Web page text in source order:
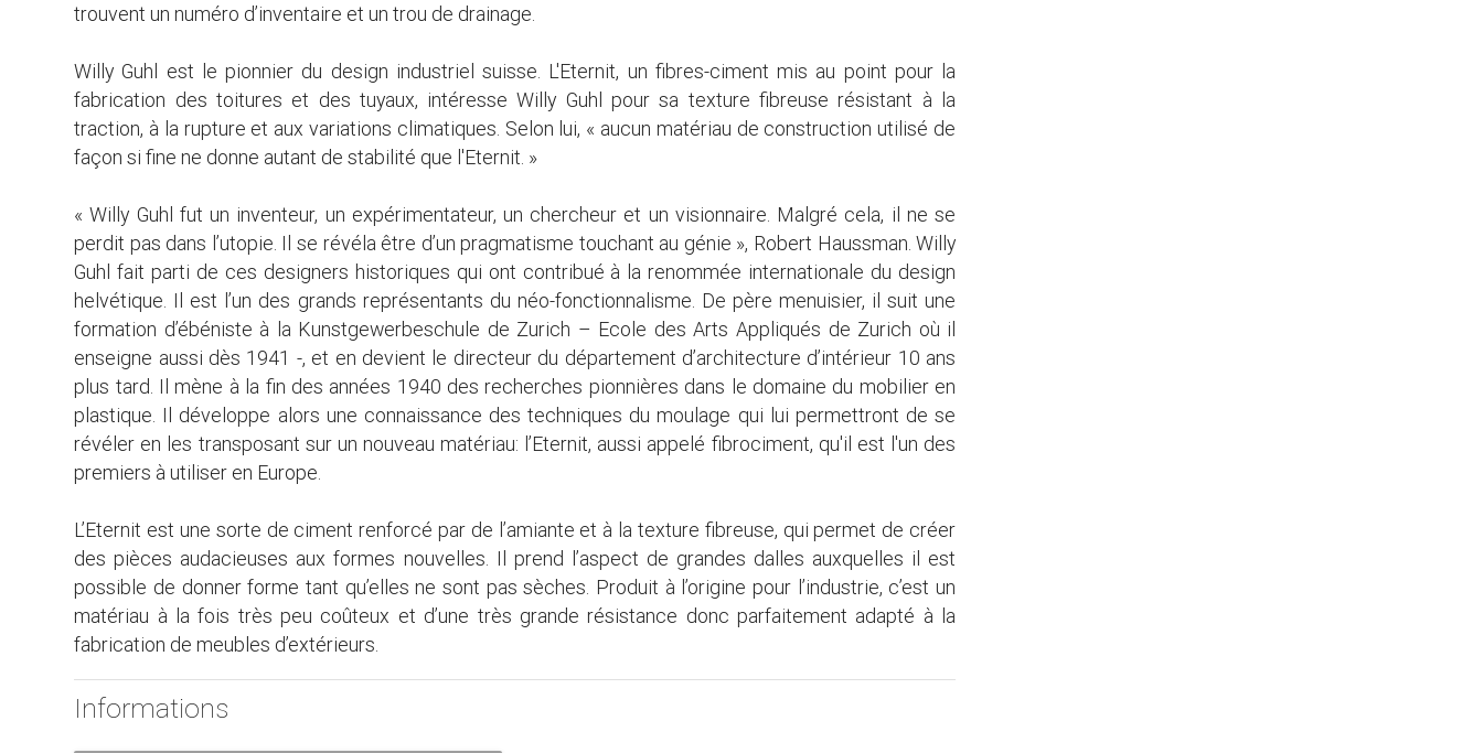
trouvent un numéro d’inventaire et un trou de drainage.
Willy Guhl est le pionnier du design industriel suisse. L'Eternit, un fibres-ciment mis au point pour la
fabrication des toitures et des tuyaux, intéresse Willy Guhl pour sa texture fibreuse résistant à la
traction, à la rupture et aux variations climatiques. Selon lui, « aucun matériau de construction utilisé de
façon si fine ne donne autant de stabilité que l'Eternit. »
« Willy Guhl fut un inventeur, un expérimentateur, un chercheur et un visionnaire. Malgré cela, il ne se
perdit pas dans l’utopie. Il se révéla être d’un pragmatisme touchant au génie », Robert Haussman. Willy
Guhl fait parti de ces designers historiques qui ont contribué à la renommée internationale du design
helvétique. Il est l’un des grands représentants du néo-fonctionnalisme. De père menuisier, il suit une
formation d’ébéniste à la Kunstgewerbeschule de Zurich – Ecole des Arts Appliqués de Zurich où il
enseigne aussi dès 1941 -, et en devient le directeur du département d’architecture d’intérieur 10 ans
plus tard. Il mène à la fin des années 1940 des recherches pionnières dans le domaine du mobilier en
plastique. Il développe alors une connaissance des techniques du moulage qui lui permettront de se
révéler en les transposant sur un nouveau matériau: l’Eternit, aussi appelé fibrociment, qu'il est l'un des
premiers à utiliser en Europe.
L’Eternit est une sorte de ciment renforcé par de l’amiante et à la texture fibreuse, qui permet de créer
des pièces audacieuses aux formes nouvelles. Il prend l’aspect de grandes dalles auxquelles il est
possible de donner forme tant qu’elles ne sont pas sèches. Produit à l’origine pour l’industrie, c’est un
matériau à la fois très peu coûteux et d’une très grande résistance donc parfaitement adapté à la
fabrication de meubles d’extérieurs.
Informations